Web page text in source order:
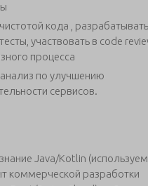
кода ,
участвовать в code
процесса
по улучшению
сервисов.
Java/Kotlin (используем
коммерческой разработки